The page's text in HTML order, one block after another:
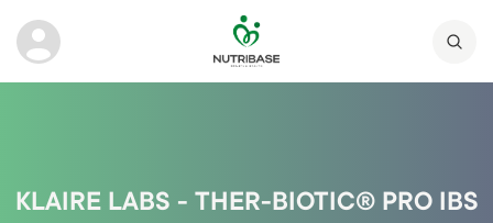
KLAIRE LABS - THER-BIOTIC® PRO IBS